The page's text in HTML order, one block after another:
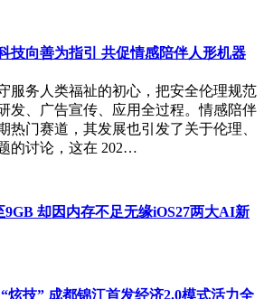
技向善为指引 共促情感陪伴人形机器
服务人类福祉的初心，把安全伦理规范
发、广告宣传、应用全过程。情感陪伴
热门赛道，其发展也引发了关于伦理、
的讨论，这在 202…
9GB 却因内存不足无缘iOS27两大AI新
炫技” 成都锦江首发经济2.0模式活力全